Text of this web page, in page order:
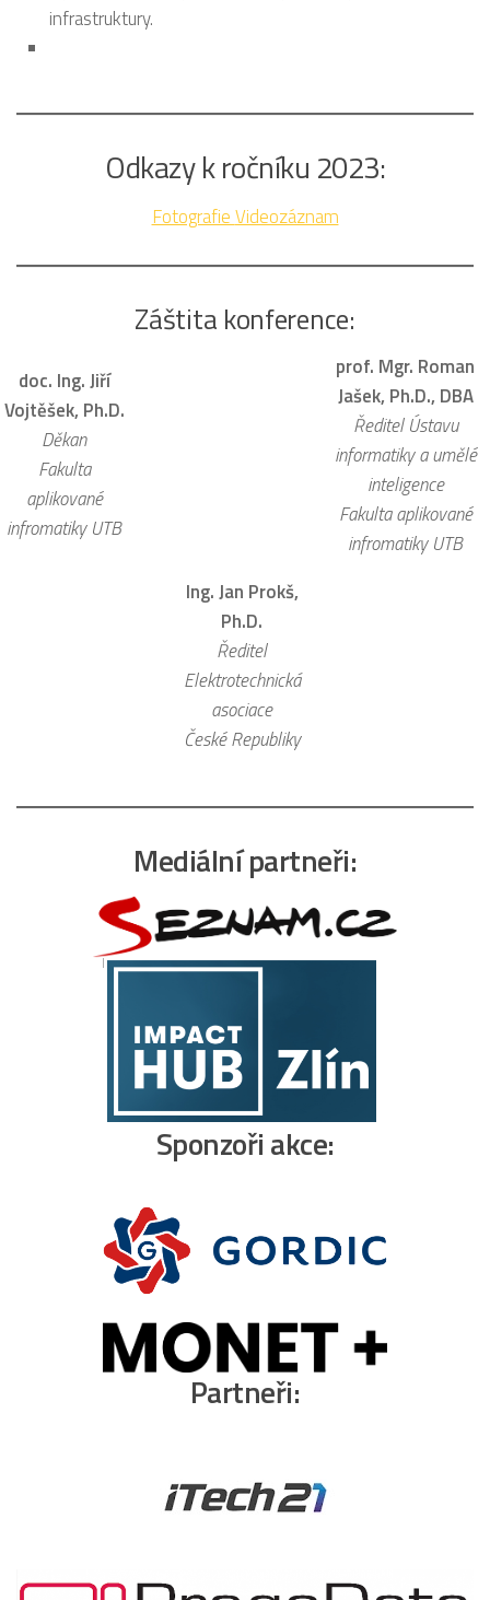
infrastruktury.
Odkazy k ročníku 2023:
FotografieVideozáznam
Záštita konference:
doc. Ing. Jiří
Vojtěšek, Ph.D.
Děkan
Fakulta
aplikované
infromatiky UTB
prof. Mgr. Roman
Jašek, Ph.D., DBA
Ředitel Ústavu
informatiky a umělé
inteligence
Fakulta aplikované
infromatiky UTB
Ing. Jan Prokš,
Ph.D.
Ředitel
Elektrotechnická
asociace
České Republiky
Mediální partneři:
Sponzoři akce:
Partneři: